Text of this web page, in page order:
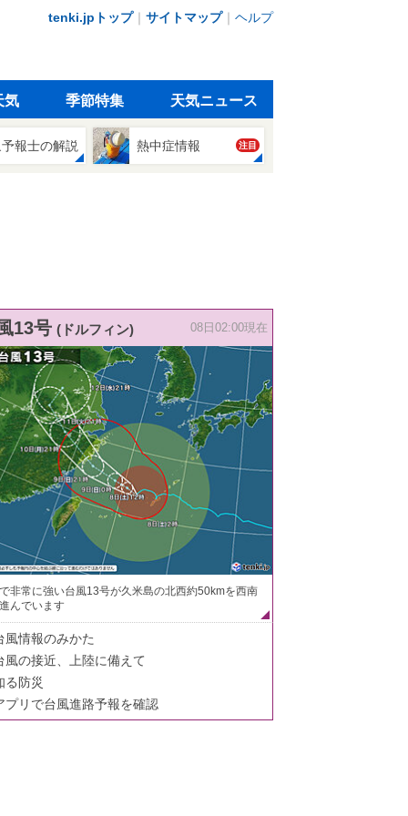
tenki.jpトップ｜ サイトマップ｜ ヘルプ
気 季節特集 天気ニュース
報士の解説 熱中症情報 注目
13号 (ドルフィン) 08日02:00現在
非常に強い台風13号が久米島の北西約50kmを西南
んでいます
風情報のみかた
風の接近、上陸に備えて
る防災
プリで台風進路予報を確認